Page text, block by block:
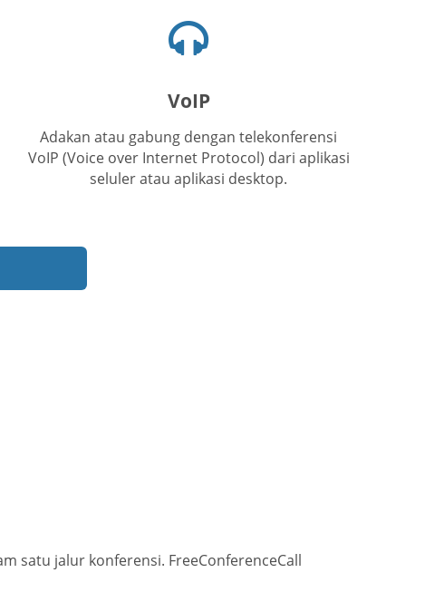
headset
VoIP
Adakan atau gabung dengan telekonferensi
VoIP (Voice over Internet Protocol) dari aplikasi
seluler atau aplikasi desktop.
satu jalur konferensi. FreeConferenceCall